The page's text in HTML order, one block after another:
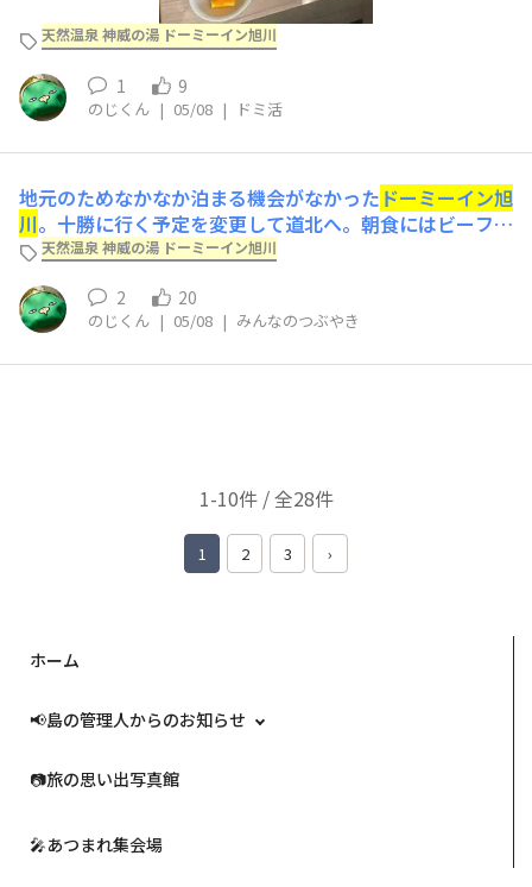
天然温泉 神威の湯 ドーミーイン旭川
1 9
のじくん | 05/08 | ドミ活
地元のためなかなか泊まる機会がなかった ドーミーイン旭
川。十勝に行く予定を変更して道北へ。朝食にはビーフシ
チューがありました。トリュフ風味のポテトサラダも美味
かわいかったです！ホシオも確認！
天然温泉 神威の湯 ドーミーイン旭川
2 20
のじくん | 05/08 | みんなのつぶやき
1-10件 / 全28件
1 2 3 ›
ホーム
📢島の管理人からのお知らせ
📷️旅の思い出写真館
🎤あつまれ集会場